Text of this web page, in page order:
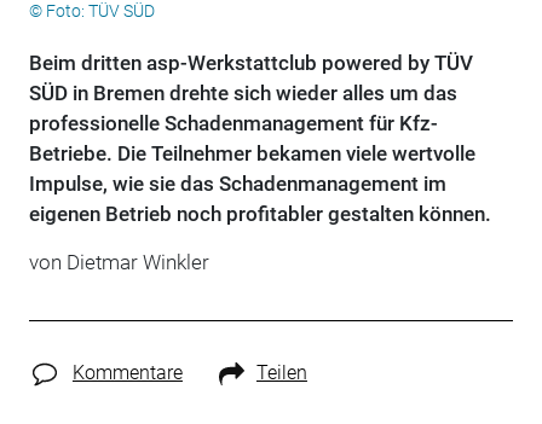
© Foto: TÜV SÜD
Beim dritten asp-Werkstattclub powered by TÜV
SÜD in Bremen drehte sich wieder alles um das
professionelle Schadenmanagement für Kfz-
Betriebe. Die Teilnehmer bekamen viele wertvolle
Impulse, wie sie das Schadenmanagement im
eigenen Betrieb noch profitabler gestalten können.
von Dietmar Winkler
Kommentare Teilen